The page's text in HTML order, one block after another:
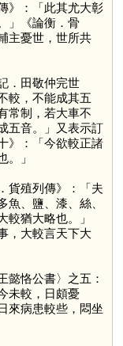
》：「此其尤大彰
」《論衡．骨
主憂世，世所共
．田敬仲完世
較，不能成其五
常制，若大車不
五音。」又表示訂
》：「今欲較正諸
」
殖列傳》：「夫
、鹽、漆、絲、
猶大略也。」
，大較言天下大
懿恪公書〉之五：
未較，日頗憂
來病患較些，悶坐